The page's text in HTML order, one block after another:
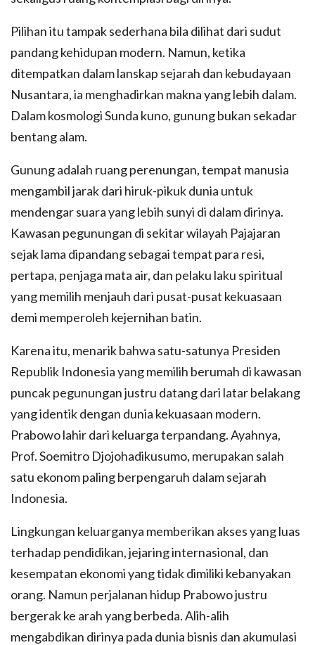
Pilihan itu tampak sederhana bila dilihat dari sudut
pandang kehidupan modern. Namun, ketika
ditempatkan dalam lanskap sejarah dan kebudayaan
Nusantara, ia menghadirkan makna yang lebih dalam.
Dalam kosmologi Sunda kuno, gunung bukan sekadar
bentang alam.
Gunung adalah ruang perenungan, tempat manusia
mengambil jarak dari hiruk-pikuk dunia untuk
mendengar suara yang lebih sunyi di dalam dirinya.
Kawasan pegunungan di sekitar wilayah Pajajaran
sejak lama dipandang sebagai tempat para resi,
pertapa, penjaga mata air, dan pelaku laku spiritual
yang memilih menjauh dari pusat-pusat kekuasaan
demi memperoleh kejernihan batin.
Karena itu, menarik bahwa satu-satunya Presiden
Republik Indonesia yang memilih berumah di kawasan
puncak pegunungan justru datang dari latar belakang
yang identik dengan dunia kekuasaan modern.
Prabowo lahir dari keluarga terpandang. Ayahnya,
Prof. Soemitro Djojohadikusumo, merupakan salah
satu ekonom paling berpengaruh dalam sejarah
Indonesia.
Lingkungan keluarganya memberikan akses yang luas
terhadap pendidikan, jejaring internasional, dan
kesempatan ekonomi yang tidak dimiliki kebanyakan
orang. Namun perjalanan hidup Prabowo justru
bergerak ke arah yang berbeda. Alih-alih
mengabdikan dirinya pada dunia bisnis dan akumulasi